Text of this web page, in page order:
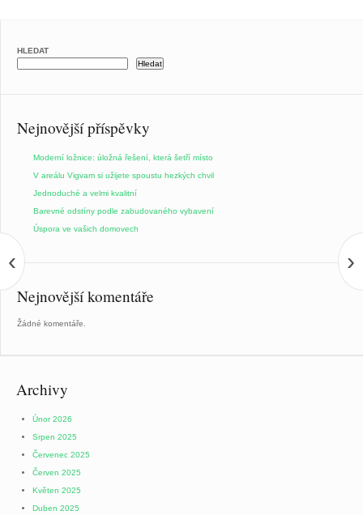
‹ ›
HLEDAT
Hledat
Nejnovější příspěvky
Moderní ložnice: úložná řešení, která šetří místo
V areálu Vigvam si užijete spoustu hezkých chvil
Jednoduché a velmi kvalitní
Barevné odstíny podle zabudovaného vybavení
Úspora ve vašich domovech
Nejnovější komentáře
Žádné komentáře.
Archivy
Únor 2026
Srpen 2025
Červenec 2025
Červen 2025
Květen 2025
Duben 2025